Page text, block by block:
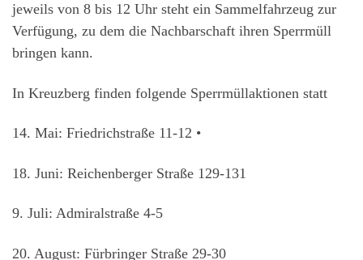
jeweils von 8 bis 12 Uhr steht ein Sammelfahrzeug zur
Verfügung, zu dem die Nachbarschaft ihren Sperrmüll
bringen kann.
In Kreuzberg finden folgende Sperrmüllaktionen statt
14. Mai: Friedrichstraße 11-12 •
18. Juni: Reichenberger Straße 129-131
9. Juli: Admiralstraße 4-5
20. August: Fürbringer Straße 29-30